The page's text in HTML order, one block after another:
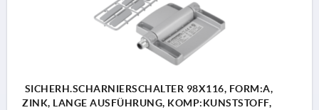
SICHERH.SCHARNIERSCHALTER 98X116, FORM:A,
ZINK, LANGE AUSFÜHRUNG, KOMP:KUNSTSTOFF,